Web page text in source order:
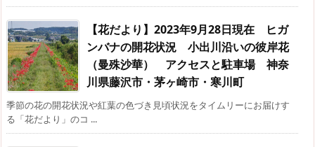
【花だより】2023年9月28日現在 ヒガ
ンバナの開花状況 小出川沿いの彼岸花
（曼殊沙華） アクセスと駐車場 神奈
川県藤沢市・茅ヶ崎市・寒川町
季節の花の開花状況や紅葉の色づき見頃状況をタイムリーにお届けす
る「花だより」のコ ...